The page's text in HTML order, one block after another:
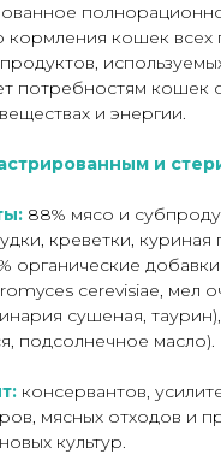
кормления кошек всех
потребностям кошек
и энергии.
и
88% мясо и
креветки,
органические
cerevisiae,
сушеная,
подсолнечное масло).
консервантов,
мясных отходов и
культур.